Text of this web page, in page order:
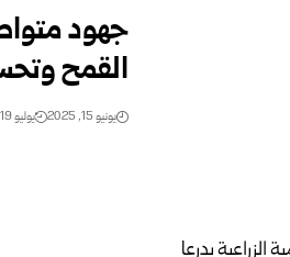
جهود
القمح
يونيو 15, 2025 يوليو 19, 2025